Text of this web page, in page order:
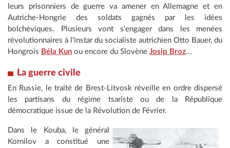
leurs prisonniers de guerre va amener en Allemagne et en
Autriche-Hongrie des soldats gagnés par les idées
bolchéviques. Plusieurs vont s'engager dans les menées
révolutionnaires à l'instar du socialiste autrichien Otto Bauer, du
Hongrois Béla Kun ou encore du Slovène Josip Broz...
La guerre civile
En Russie, le traité de Brest-Litvosk réveille en ordre dispersé
les partisans du régime tsariste ou de la République
démocratique issue de la Révolution de Février.
Dans le Kouba, le général
Kornilov a constitué une